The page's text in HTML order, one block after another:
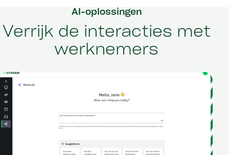
AI-oplossingen
Verrijk de interacties met
werknemers